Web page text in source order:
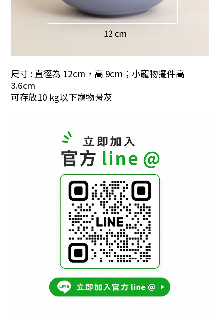
尺寸 :直徑為 12cm，高 9cm；小寵物擺件高
3.6cm
可存放10 kg以下寵物骨灰